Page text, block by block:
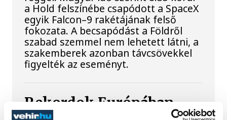
a Hold felszínébe csapódott a SpaceX
egyik Falcon–9 rakétájának felső
fokozata. A becsapódást a Földről
szabad szemmel nem lehetett látni, a
szakemberek azonban távcsövekkel
figyelték az eseményt.
Rekordok Európában –